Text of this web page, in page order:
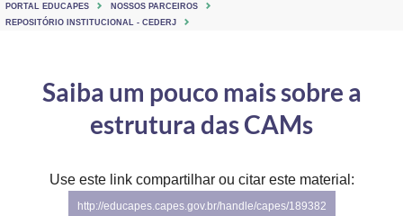
Ministério do Turismo
Controladoria-Geral da União
Secretaria-Geral
PORTAL EDUCAPES
NOSSOS PARCEIROS
REPOSITÓRIO INSTITUCIONAL - CEDERJ
Saiba um pouco mais sobre a
estrutura das CAMs
Use este link compartilhar ou citar este material:
http://educapes.capes.gov.br/handle/capes/189382